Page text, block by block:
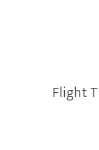
Flight